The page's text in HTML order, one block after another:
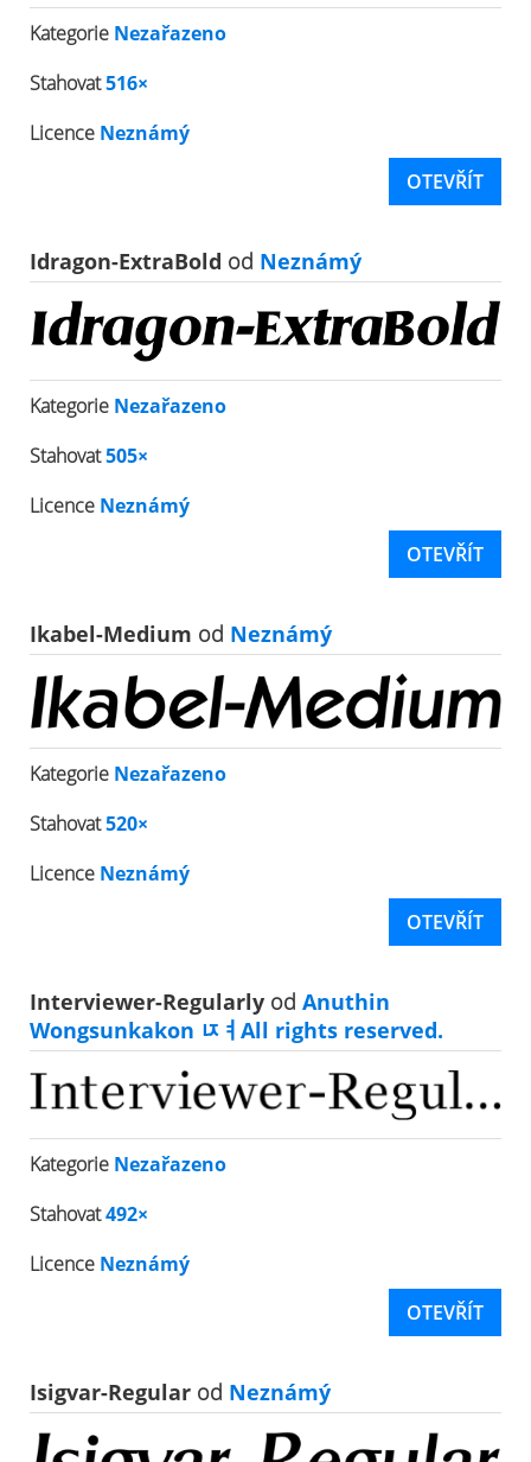
Kategorie Nezařazeno
Stahovat516×
Licence Neznámý
OTEVŘÍT
Idragon-ExtraBold od Neznámý
Kategorie Nezařazeno
Stahovat505×
Licence Neznámý
OTEVŘÍT
Ikabel-Medium od Neznámý
Kategorie Nezařazeno
Stahovat520×
Licence Neznámý
OTEVŘÍT
Interviewer-Regularly od Anuthin
Wongsunkakon ﾥￊAll rights reserved.
Kategorie Nezařazeno
Stahovat492×
Licence Neznámý
OTEVŘÍT
Isigvar-Regular od Neznámý